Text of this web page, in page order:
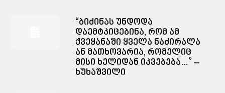
“ბიძინას უნდოდა
დაემტკიცებინა, რომ ამ
ქვეყანაში ყველა ნაძირალა
ან მათხოვარია, რომელიც
მისი ხელიდან იკვებება…” –
ხუხაშვილი